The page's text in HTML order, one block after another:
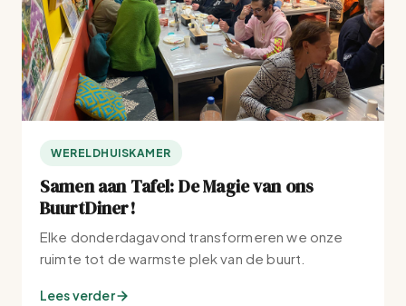
WERELDHUISKAMER
Samen aan Tafel: De Magie van ons
BuurtDiner!
Elke donderdagavond transformeren we onze
ruimte tot de warmste plek van de buurt.
Lees verder